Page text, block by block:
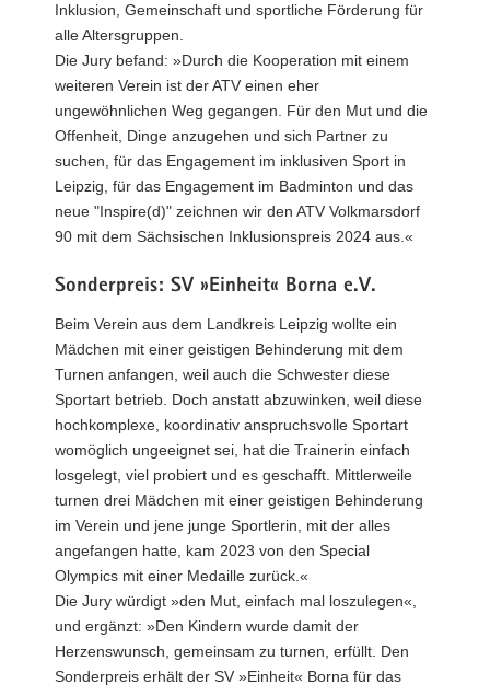
Inklusion, Gemeinschaft und sportliche Förderung für
alle Altersgruppen.
Die Jury befand: »Durch die Kooperation mit einem
weiteren Verein ist der ATV einen eher
ungewöhnlichen Weg gegangen. Für den Mut und die
Offenheit, Dinge anzugehen und sich Partner zu
suchen, für das Engagement im inklusiven Sport in
Leipzig, für das Engagement im Badminton und das
neue "Inspire(d)" zeichnen wir den ATV Volkmarsdorf
90 mit dem Sächsischen Inklusionspreis 2024 aus.«
Sonderpreis: SV »Einheit« Borna e.V.
Beim Verein aus dem Landkreis Leipzig wollte ein
Mädchen mit einer geistigen Behinderung mit dem
Turnen anfangen, weil auch die Schwester diese
Sportart betrieb. Doch anstatt abzuwinken, weil diese
hochkomplexe, koordinativ anspruchsvolle Sportart
womöglich ungeeignet sei, hat die Trainerin einfach
losgelegt, viel probiert und es geschafft. Mittlerweile
turnen drei Mädchen mit einer geistigen Behinderung
im Verein und jene junge Sportlerin, mit der alles
angefangen hatte, kam 2023 von den Special
Olympics mit einer Medaille zurück.«
Die Jury würdigt »den Mut, einfach mal loszulegen«,
und ergänzt: »Den Kindern wurde damit der
Herzenswunsch, gemeinsam zu turnen, erfüllt. Den
Sonderpreis erhält der SV »Einheit« Borna für das